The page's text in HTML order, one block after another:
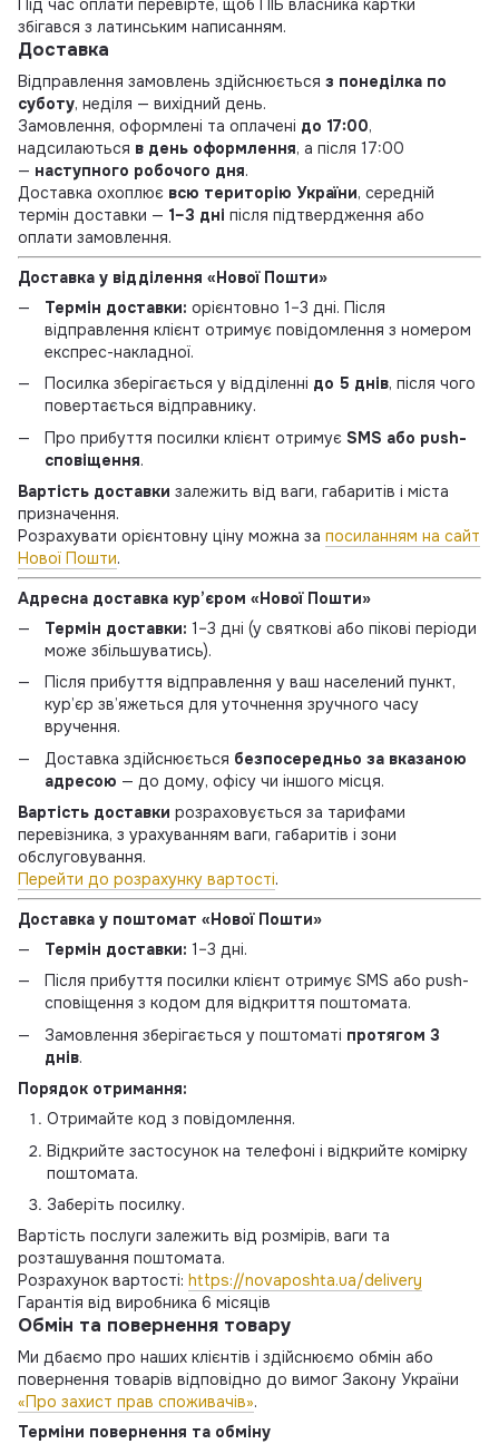
Під час оплати перевірте, щоб ПІБ власника картки
збігався з латинським написанням.
Доставка
Відправлення замовлень здійснюється з понеділка по
суботу, неділя — вихідний день.
Замовлення, оформлені та оплачені до 17:00,
надсилаються в день оформлення, а після 17:00
— наступного робочого дня.
Доставка охоплює всю територію України, середній
термін доставки — 1–3 дні після підтвердження або
оплати замовлення.
Доставка у відділення «Нової Пошти»
Термін доставки: орієнтовно 1–3 дні. Після
відправлення клієнт отримує повідомлення з номером
експрес-накладної.
Посилка зберігається у відділенні до 5 днів, після чого
повертається відправнику.
Про прибуття посилки клієнт отримує SMS або push-
сповіщення.
Вартість доставки залежить від ваги, габаритів і міста
призначення.
Розрахувати орієнтовну ціну можна за посиланням на сайт
Нової Пошти.
Адресна доставка кур’єром «Нової Пошти»
Термін доставки: 1–3 дні (у святкові або пікові періоди
може збільшуватись).
Після прибуття відправлення у ваш населений пункт,
кур’єр зв’яжеться для уточнення зручного часу
вручення.
Доставка здійснюється безпосередньо за вказаною
адресою — до дому, офісу чи іншого місця.
Вартість доставки розраховується за тарифами
перевізника, з урахуванням ваги, габаритів і зони
обслуговування.
Перейти до розрахунку вартості.
Доставка у поштомат «Нової Пошти»
Термін доставки: 1–3 дні.
Після прибуття посилки клієнт отримує SMS або push-
сповіщення з кодом для відкриття поштомата.
Замовлення зберігається у поштоматі протягом 3
днів.
Порядок отримання:
Отримайте код з повідомлення.
Відкрийте застосунок на телефоні і відкрийте комірку
поштомата.
Заберіть посилку.
Вартість послуги залежить від розмірів, ваги та
розташування поштомата.
Розрахунок вартості: https://novaposhta.ua/delivery
Гарантія від виробника 6 місяців
Обмін та повернення товару
Ми дбаємо про наших клієнтів і здійснюємо обмін або
повернення товарів відповідно до вимог Закону України
«Про захист прав споживачів».
Терміни повернення та обміну